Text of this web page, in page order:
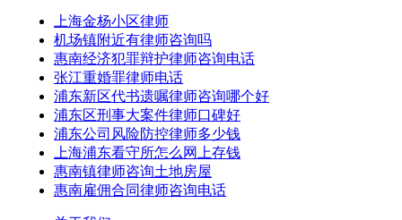
上海金杨小区律师
机场镇附近有律师咨询吗
惠南经济犯罪辩护律师咨询电话
张江重婚罪律师电话
浦东新区代书遗嘱律师咨询哪个好
浦东区刑事大案件律师口碑好
浦东公司风险防控律师多少钱
上海浦东看守所怎么网上存钱
惠南镇律师咨询土地房屋
惠南雇佣合同律师咨询电话